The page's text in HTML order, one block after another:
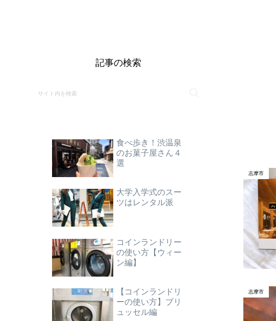
志摩市
志摩市
記事の検索
食べ歩き！渋温泉
のお菓子屋さん４
選
大学入学式のスー
ツはレンタル派
コインランドリー
の使い方【ウィー
ン編】
【コインランドリ
ーの使い方】ブリ
ュッセル編